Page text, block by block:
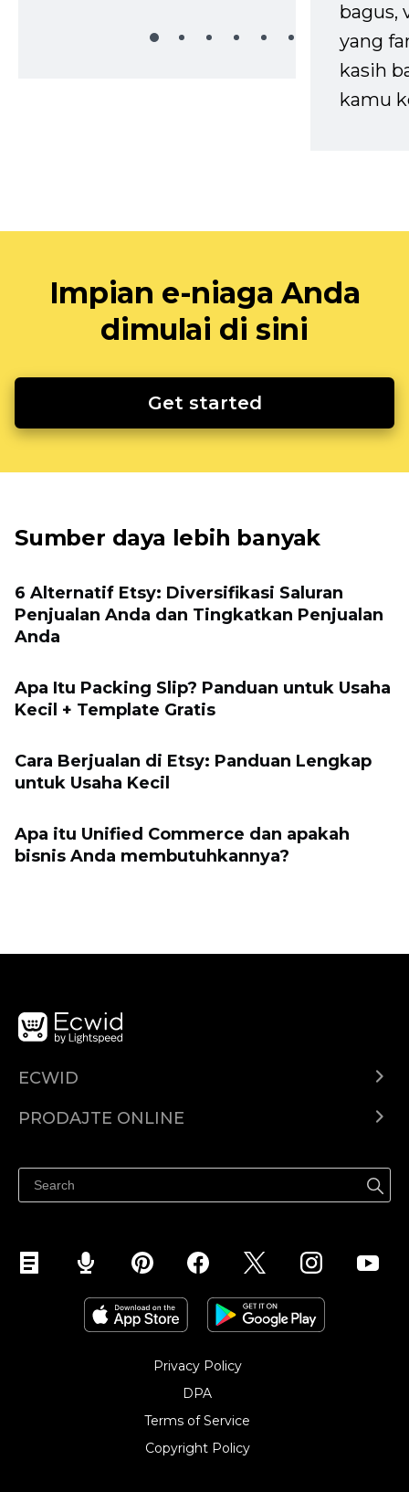
bagus,
yang
kasih
kamu
Impian e-niaga Anda
dimulai di sini
Get started
Sumber daya lebih banyak
6 Alternatif Etsy: Diversifikasi Saluran
Penjualan Anda dan Tingkatkan Penjualan
Anda
Apa Itu Packing Slip? Panduan untuk Usaha
Kecil + Template Gratis
Cara Berjualan di Etsy: Panduan Lengkap
untuk Usaha Kecil
Apa itu Unified Commerce dan apakah
bisnis Anda membutuhkannya?
ECWID
PRODAJTE ONLINE
Privacy Policy
DPA
Terms of Service
Copyright Policy‎